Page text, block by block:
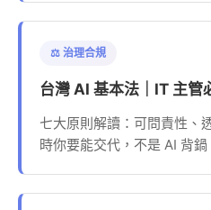
⚖️ 治理合規
台灣 AI 基本法｜IT 主管
七大原則解讀：可問責性、
時你要能交代，不是 AI 背鍋